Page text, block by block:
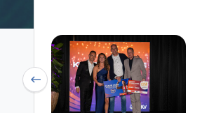
Previous